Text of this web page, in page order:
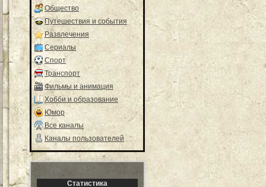
Общество
Путешествия и события
Развлечения
Сериалы
Спорт
Транспорт
Фильмы и анимация
Хобби и образование
Юмор
Все каналы
Каналы пользователей
Статистика